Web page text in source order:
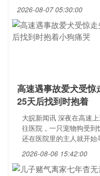
2026-08-07 05:30:00
高速遇事故爱犬受惊
25天后找到时抱着
大皖新闻讯 深夜在高速
往医院，一只宠物狗受到
还在医院里的主人就开始
2026-08-06 15:42:00